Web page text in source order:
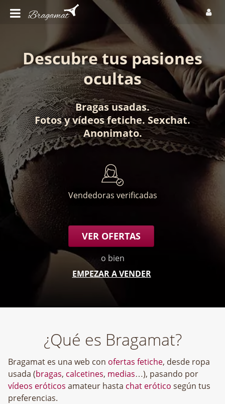
Descubre tus pasiones
ocultas
Bragas usadas.
Fotosyvídeos fetiche. Sexchat.
Anonimato.
Vendedoras verificadas
VER OFERTAS
o bien
EMPEZAR A VENDER
¿Qué es Bragamat?
Bragamat es una web con ofertas fetiche, desde ropa
usada (bragas, calcetines, medias…), pasando por
vídeos eróticos amateur hasta chat erótico según tus
preferencias.